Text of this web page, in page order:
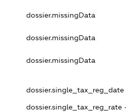
dossier.missingData
dossier.missingData
dossier.missingData
dossier.single_tax_reg_date -
dossier.single_tax_reg_rate